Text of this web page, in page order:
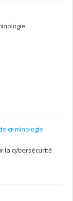
criminologie
la cybersécurité